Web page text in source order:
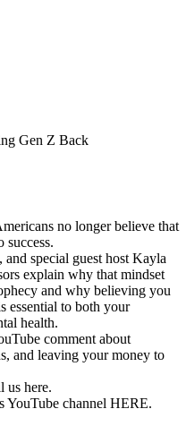
Gen Z Back
no longer believe that
success.
special guest host Kayla
explain why that mindset
and why believing you
essential to both your
health.
comment about
and leaving your money to
us ⁠⁠⁠⁠⁠⁠⁠⁠⁠⁠⁠⁠⁠⁠⁠⁠⁠⁠⁠⁠⁠⁠⁠⁠⁠⁠⁠⁠⁠⁠⁠⁠⁠⁠⁠⁠⁠⁠⁠⁠⁠⁠⁠⁠⁠⁠⁠⁠⁠⁠⁠⁠⁠⁠⁠⁠⁠⁠⁠⁠⁠⁠⁠⁠⁠⁠⁠⁠⁠⁠⁠⁠⁠⁠⁠⁠⁠⁠⁠⁠⁠⁠⁠⁠⁠⁠⁠⁠⁠⁠⁠⁠⁠⁠⁠⁠⁠⁠⁠⁠⁠⁠⁠⁠⁠⁠⁠⁠⁠⁠⁠⁠⁠⁠⁠⁠⁠⁠⁠⁠⁠⁠⁠⁠⁠⁠⁠⁠⁠⁠⁠⁠⁠⁠⁠⁠⁠⁠⁠⁠⁠⁠⁠⁠⁠⁠⁠⁠⁠⁠⁠⁠⁠⁠⁠⁠⁠⁠⁠⁠⁠⁠⁠⁠⁠⁠⁠⁠⁠⁠⁠⁠⁠⁠⁠⁠⁠⁠⁠⁠⁠⁠⁠⁠⁠⁠⁠⁠⁠⁠⁠⁠⁠⁠⁠⁠⁠here⁠⁠⁠⁠⁠⁠⁠⁠⁠⁠⁠⁠⁠⁠⁠⁠⁠⁠⁠⁠⁠⁠⁠⁠⁠⁠⁠⁠⁠⁠⁠⁠⁠⁠⁠⁠⁠⁠⁠⁠⁠⁠⁠⁠⁠⁠⁠⁠⁠⁠⁠⁠⁠⁠⁠⁠⁠⁠⁠⁠⁠⁠⁠⁠⁠⁠⁠⁠⁠⁠⁠⁠⁠⁠⁠⁠⁠⁠⁠⁠⁠⁠⁠⁠⁠⁠⁠⁠⁠⁠⁠⁠⁠⁠⁠⁠⁠⁠⁠⁠⁠⁠⁠⁠⁠⁠⁠⁠⁠⁠⁠⁠⁠⁠⁠⁠⁠⁠⁠⁠⁠⁠⁠⁠⁠⁠⁠⁠⁠⁠⁠⁠⁠⁠⁠⁠⁠⁠⁠⁠⁠⁠⁠⁠⁠⁠⁠⁠⁠⁠⁠⁠⁠⁠⁠⁠⁠⁠⁠⁠⁠⁠⁠⁠⁠⁠⁠⁠⁠⁠⁠⁠⁠⁠⁠⁠⁠⁠⁠⁠⁠⁠⁠⁠⁠⁠⁠⁠⁠⁠⁠⁠⁠⁠⁠⁠⁠.
YouTube channel HERE.